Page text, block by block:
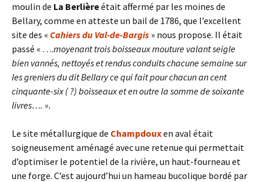
moulin de La Berlièreétait affermé par les moines de
Bellary, comme en atteste un bail de 1786, que l’excellent
site des « Cahiers du Val-de-Bargis » nous propose. Il était
passé « ….moyenant trois boisseaux mouture valant seigle
bien vannés, nettoyés et rendus conduits chacune semaine sur
les greniers du dit Bellary ce qui fait pour chacun an cent
cinquante-six ( ?) boisseaux et en outre la somme de soixante
livres…. ».
Le site métallurgique de Champdouxen aval était
soigneusement aménagé avec une retenue qui permettait
d’optimiser le potentiel de la rivière, un haut-fourneau et
une forge. C’est aujourd’hui un hameau bucolique bordé par